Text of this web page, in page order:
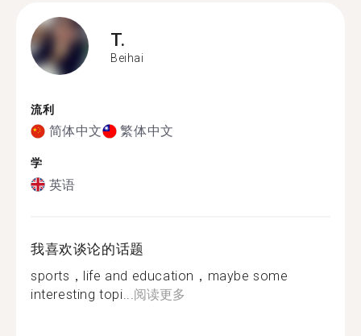
T.
Beihai
流利
简体中文 繁体中文
学
英语
我喜欢谈论的话题
sports，life and education，maybe some
interesting topi... 阅读更多